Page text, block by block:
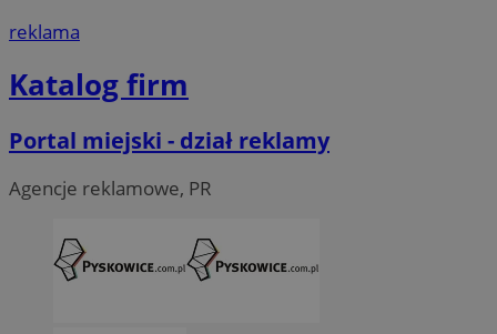
reklama
Katalog firm
Portal miejski - dział reklamy
Agencje reklamowe, PR